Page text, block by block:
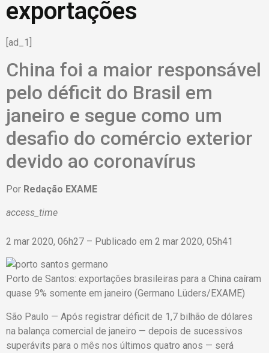
exportações
[ad_1]
China foi a maior responsável
pelo déficit do Brasil em
janeiro e segue como um
desafio do comércio exterior
devido ao coronavírus
Por Redação EXAME
access_time
2 mar 2020, 06h27 – Publicado em 2 mar 2020, 05h41
Porto de Santos: exportações brasileiras para a China caíram
quase 9% somente em janeiro (Germano Lüders/EXAME)
São Paulo — Após registrar déficit de 1,7 bilhão de dólares
na balança comercial de janeiro — depois de sucessivos
superávits para o mês nos últimos quatro anos — será